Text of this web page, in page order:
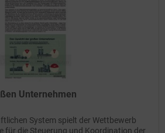
Unternehmen
System spielt der Wettbewerb
für die Steuerung und Koordination der